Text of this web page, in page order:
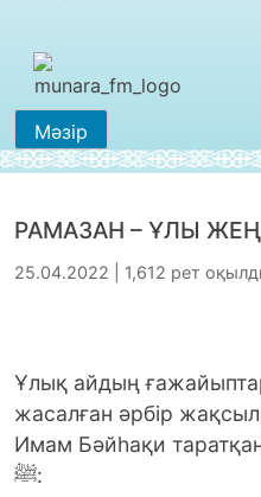
Мәзір
РАМАЗАН – ҰЛЫ
25.04.2022 | 1,612 рет
Ұлық айдың
жасалған әрбір
Имам Бәйһақи
ﷺ: